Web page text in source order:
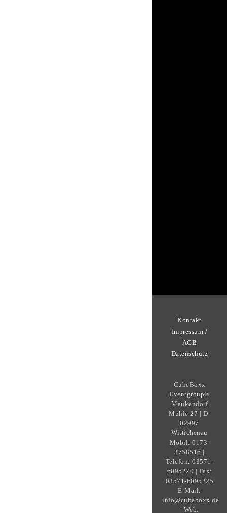
Kontakt
Impressum /
AGB
Datenschutz
CubeBoxx
Eventgroup®
Maukendorf
Mühle 27 | D-
02997
Wittichenau
Mobil: 0173-
3758516 |
Telefon: 03571-
6095220 | Fax:
03571-6095225
E-Mail:
info@cubeboxx.de
| Web: